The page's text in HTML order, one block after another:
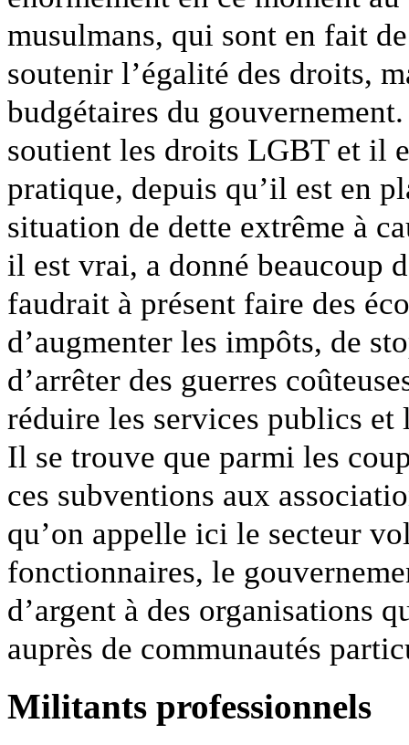
musulmans, qui sont en fait
soutenir l’égalité des droits,
budgétaires du
soutient les droits LGBT et il
pratique, depuis qu’il est en
situation de dette extrême à
il est vrai, a donné beaucoup
faudrait à présent faire des
d’augmenter les impôts, de
d’arrêter des guerres
réduire les services publics et
Il se trouve que parmi les
ces subventions aux
qu’on appelle ici le secteur
fonctionnaires, le
d’argent à des organisations
auprès de communautés
Militants professionnels